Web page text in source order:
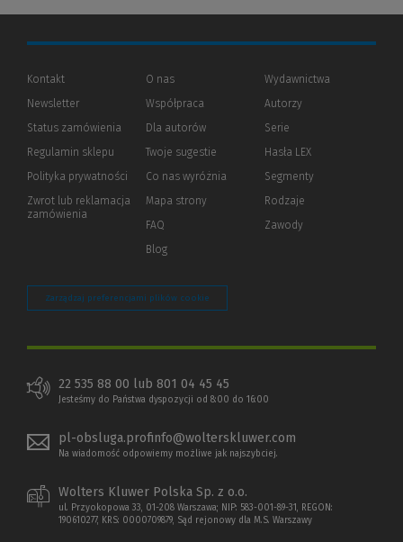
Kontakt
Newsletter
Status zamówienia
Regulamin sklepu
Polityka prywatności (Nowe
(Link
innej
Zwrot lub reklamacja
zamówienia
O nas
Współpraca
Dla autorów(Nowe
(Link
innej
strony)
Twoje sugestie
Co nas wyróżnia
Mapa strony
FAQ
Blog
Wydawnictwa
Autorzy
Serie
Hasła LEX
Segmenty
Rodzaje
Zawody
Zarządzaj preferencjami plików cookie
22 535 88 00 lub 801 04 45 45
Jesteśmy do Państwa dyspozycji od 8:00 do 16:00
pl-obsluga.profinfo@wolterskluwer.com
Na wiadomość odpowiemy możliwe jak najszybciej.
Wolters Kluwer Polska Sp. z o.o.
ul. Przyokopowa 33, 01-208 Warszawa; NIP: 583-001-89-31, REGON:
190610277, KRS: 0000709879, Sąd rejonowy dla M.S. Warszawy